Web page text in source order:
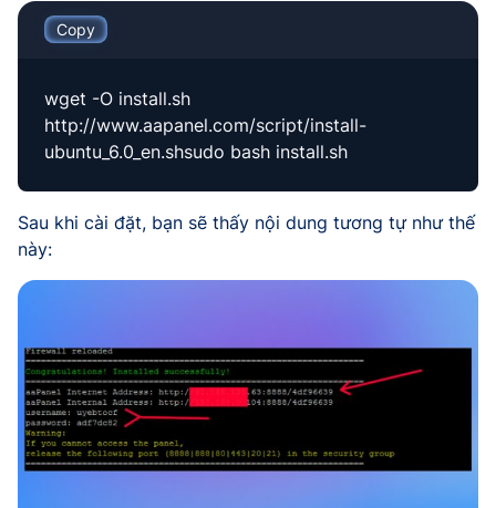
Copy
wget -O install.sh
http://www.aapanel.com/script/install-
ubuntu_6.0_en.shsudo bash install.sh
Sau khi cài đặt, bạn sẽ thấy nội dung tương tự như thế
này: